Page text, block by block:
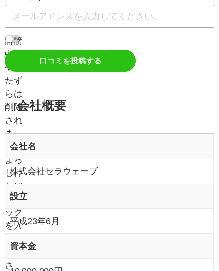
誹謗
中傷
やい
たず
らは
削除
され
ま
す。
よろ
しけ
れば
チェ
ック
を入
くだ
さ
口コミを投稿する
会社概要
会社名
株式会社セラウェーブ
設立
平成23年6月
資本金